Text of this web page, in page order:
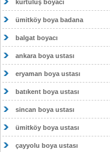
kurtuluş boyacı
ümitköy boya badana
balgat boyacı
ankara boya ustası
eryaman boya ustası
batıkent boya ustası
sincan boya ustası
ümitköy boya ustası
çayyolu boya ustası